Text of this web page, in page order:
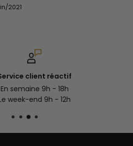
2021
client réactif
semaine 9h - 18h
week-end 9h - 12h